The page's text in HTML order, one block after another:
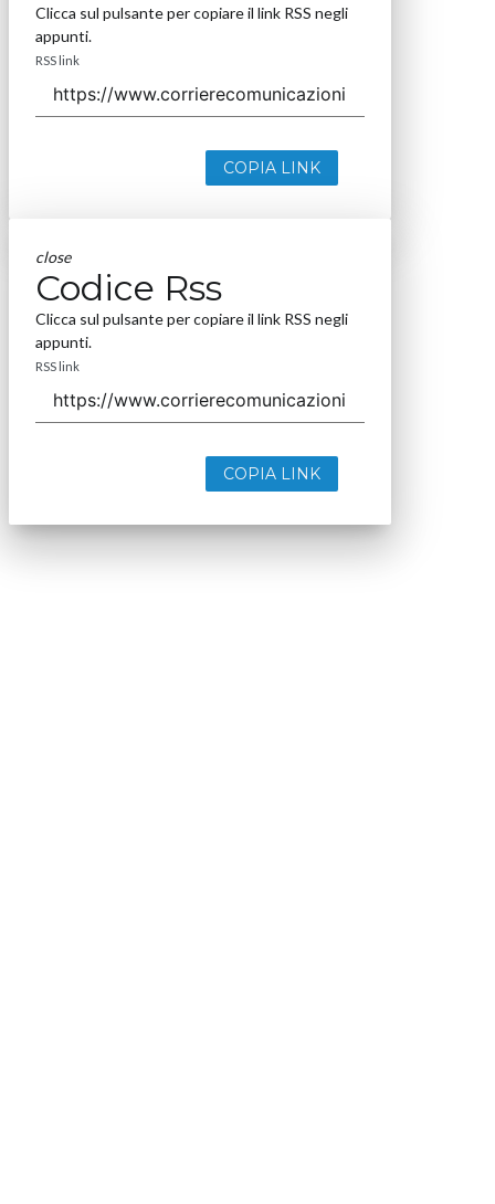
Clicca sul pulsante per copiare il link RSS negli
appunti.
RSS link
COPIA LINK
close
Codice Rss
Clicca sul pulsante per copiare il link RSS negli
appunti.
RSS link
COPIA LINK